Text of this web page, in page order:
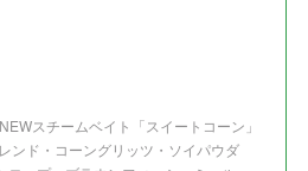
スチームベイト「スイートコーン」
ンド・コーングリッツ・ソイパウダ